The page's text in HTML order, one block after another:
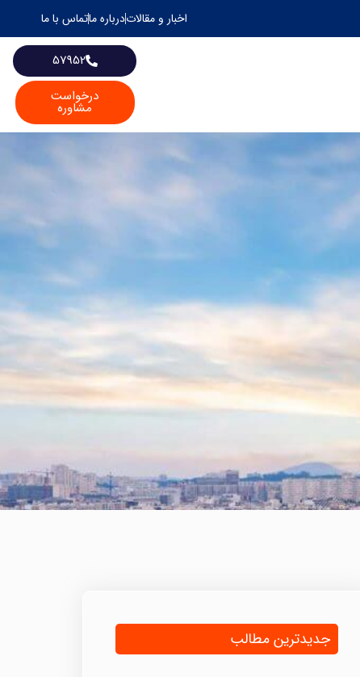
اخبار و مقالاتدرباره ماتماس با ما
57952
درخواست
مشاوره
جدیدترین مطالب